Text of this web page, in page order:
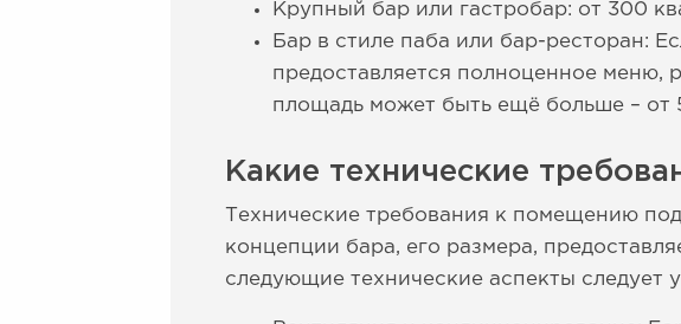
Крупный бар или гастробар: от 300
Бар в стиле паба или бар-ресторан:
предоставляется полноценное меню,
площадь может быть ещё больше – от
Какие технические
Технические требования к помещению
концепции бара, его размера,
следующие технические аспекты следует